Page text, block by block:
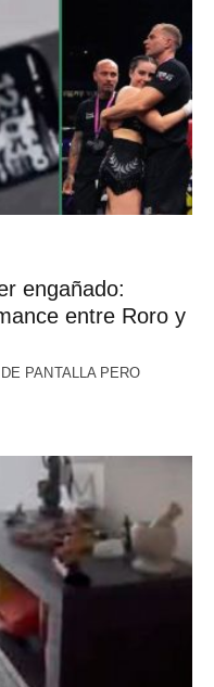
engañado:
entre Roro y
PANTALLA PERO